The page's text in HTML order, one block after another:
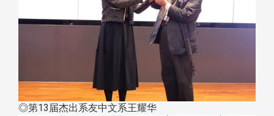
◎第13届杰出系友中文系王耀华